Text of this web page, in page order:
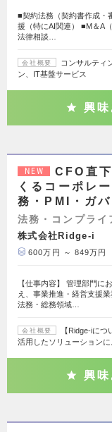
■契約法務（契約書作成・
援（特にAI関連） ■M＆A
法律相談…
会社概要
コンサルティ
ン、IT基盤サービス
興味
NEW
CFO直
くるコーポレ
務・PMI・ガバ
法務・コンプライ
株式会社Ridge-i
600万円 ～ 849万円
【仕事内容】 管理部門に
え、事業推進・経営支援
法務・総務領域…
会社概要
【Ridge-iに
活用したソリューション
興味